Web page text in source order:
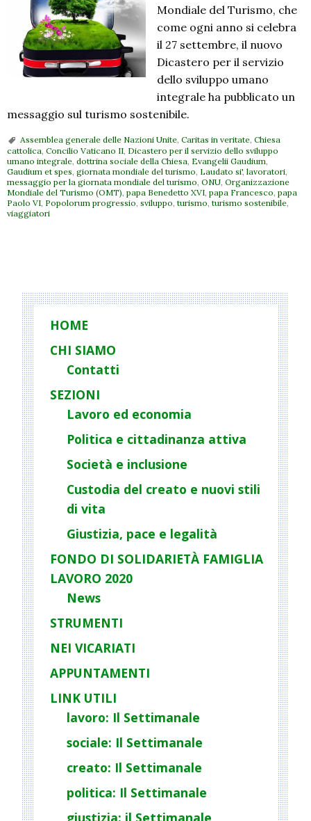
Mondiale del Turismo, che
come ogni anno si celebra
il 27 settembre, il nuovo
Dicastero per il servizio
dello sviluppo umano
integrale ha pubblicato un
messaggio sul turismo sostenibile.
Assemblea generale delle Nazioni Unite Caritas in veritate Chiesa
cattolica Concilio Vaticano II Dicastero per il servizio dello sviluppo
umano integrale dottrina sociale della Chiesa Evangelii Gaudium
Gaudium et spes giornata mondiale del turismo Laudato si', lavoratori
messaggio per la giornata mondiale del turismo ONU Organizzazione
Mondiale del Turismo (OMT) papa Benedetto XVI papa Francesco papa
Paolo VI Popolorum progressio sviluppo turismo turismo sostenibile
viaggiatori
HOME
CHI SIAMO
Contatti
SEZIONI
Lavoro ed economia
Politica e cittadinanza attiva
Società e inclusione
Custodia del creato e nuovi stili
di vita
Giustizia, pace e legalità
FONDO DI SOLIDARIETÀ FAMIGLIA
LAVORO 2020
News
STRUMENTI
NEI VICARIATI
APPUNTAMENTI
LINK UTILI
lavoro: Il Settimanale
sociale: Il Settimanale
creato: Il Settimanale
politica: Il Settimanale
giustizia: il Settimanale